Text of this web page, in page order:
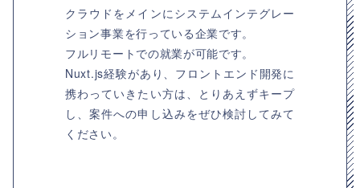
クラウドをメインにシステムインテグレー
ション事業を行っている企業です。
フルリモートでの就業が可能です。
Nuxt.js経験があり、フロントエンド開発に
携わっていきたい方は、とりあえずキープ
し、案件への申し込みをぜひ検討してみて
ください。